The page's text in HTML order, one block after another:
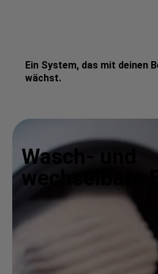
Ein System, das mit deinen
wächst.
Wasch- und
wechselbare